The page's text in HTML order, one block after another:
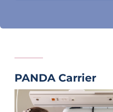
PANDA Carrier